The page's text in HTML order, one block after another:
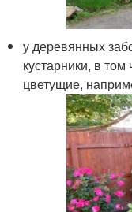
у деревянных
кустарники, в
цветущие,